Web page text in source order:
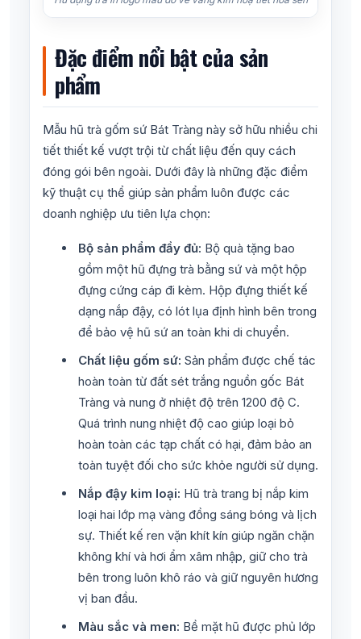
Đặc điểm nổi bật của sản
phẩm
Mẫu hũ trà gốm sứ Bát Tràng này sở hữu nhiều chi
tiết thiết kế vượt trội từ chất liệu đến quy cách
đóng gói bên ngoài. Dưới đây là những đặc điểm
kỹ thuật cụ thể giúp sản phẩm luôn được các
doanh nghiệp ưu tiên lựa chọn:
Bộ sản phẩm đầy đủ: Bộ quà tặng bao
gồm một hũ đựng trà bằng sứ và một hộp
đựng cứng cáp đi kèm. Hộp đựng thiết kế
dạng nắp đậy, có lót lụa định hình bên trong
để bảo vệ hũ sứ an toàn khi di chuyển.
Chất liệu gốm sứ: Sản phẩm được chế tác
hoàn toàn từ đất sét trắng nguồn gốc Bát
Tràng và nung ở nhiệt độ trên 1200 độ C.
Quá trình nung nhiệt độ cao giúp loại bỏ
hoàn toàn các tạp chất có hại, đảm bảo an
toàn tuyệt đối cho sức khỏe người sử dụng.
Nắp đậy kim loại: Hũ trà trang bị nắp kim
loại hai lớp mạ vàng đồng sáng bóng và lịch
sự. Thiết kế ren vặn khít kín giúp ngăn chặn
không khí và hơi ẩm xâm nhập, giữ cho trà
bên trong luôn khô ráo và giữ nguyên hương
vị ban đầu.
Màu sắc và men: Bề mặt hũ được phủ lớp